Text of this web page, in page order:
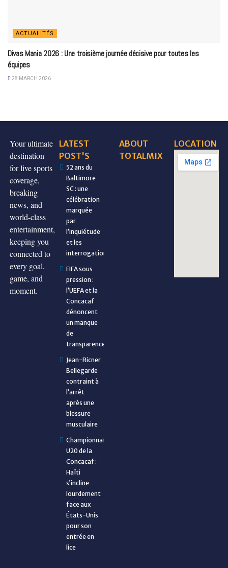
ACTUALITÉS
Divas Mania 2026 : Une troisième journée décisive pour toutes les
équipes
28 MARCH 2026
Your ultimate
destination
for live sports
coverage,
breaking
news, and
world-class
entertainment,
keeping you
connected to
every goal,
game, and
moment.
LATEST
POST'S
52 ans du
Baltimore
SC : une
célébration
marquée
par
l’inquiétude
et les
interrogations
FIFA sous
pression :
l’UEFA et la
Concacaf
dénoncent
un manque
de
transparence
Jean-Ricner
Bellegarde
contraint à
l’arrêt
après une
blessure
musculaire
Championnat
U20 de la
Concacaf :
Haïti
s’incline
lourdement
face aux
États-Unis
pour son
entrée en
lice
ABOUT
TOTALMIX
LOCATION